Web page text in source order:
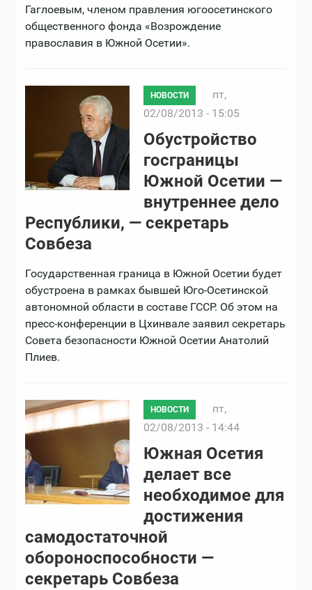
Гаглоевым, членом правления югоосетинского
общественного фонда «Возрождение
православия в Южной Осетии».
НОВОСТИ
пт,
02/08/2013 - 15:05
Обустройство
госграницы
Южной Осетии —
внутреннее дело
Республики, — секретарь
Совбеза
Государственная граница в Южной Осетии будет
обустроена в рамках бывшей Юго-Осетинской
автономной области в составе ГССР. Об этом на
пресс-конференции в Цхинвале заявил секретарь
Совета безопасности Южной Осетии Анатолий
Плиев.
НОВОСТИ
пт,
02/08/2013 - 14:44
Южная Осетия
делает все
необходимое для
достижения
самодостаточной
обороноспособности —
секретарь Совбеза